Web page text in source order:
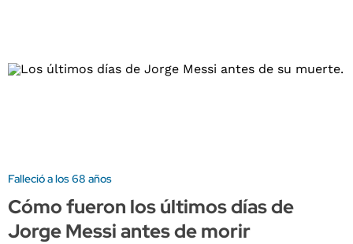
Falleció a los 68 años
Cómo fueron los últimos días de
Jorge Messi antes de morir